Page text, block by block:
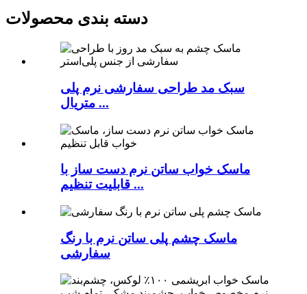
دسته بندی محصولات
سبک مد طراحی سفارشی نرم پلی
متریال ...
ماسک خواب ساتن نرم دست ساز با
قابلیت تنظیم ...
ماسک چشم پلی ساتن نرم با رنگ
سفارشی